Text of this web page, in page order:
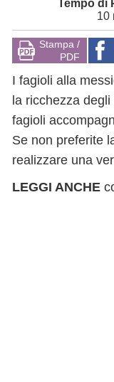
10
Stampa /
PDF
I fagioli alla
la ricchezza
fagioli
Se non preferite
realizzare una
LEGGI ANCHE